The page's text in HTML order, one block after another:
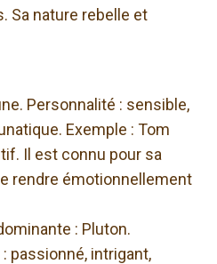
Sa nature rebelle et
Personnalité : sensible,
Exemple : Tom
Il est connu pour sa
rendre émotionnellement
: Pluton.
passionné, intrigant,